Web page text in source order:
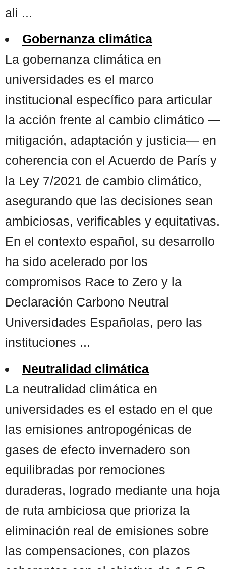
ali ...
Gobernanza climática
La gobernanza climática en
universidades es el marco
institucional específico para articular
la acción frente al cambio climático —
mitigación, adaptación y justicia— en
coherencia con el Acuerdo de París y
la Ley 7/2021 de cambio climático,
asegurando que las decisiones sean
ambiciosas, verificables y equitativas.
En el contexto español, su desarrollo
ha sido acelerado por los
compromisos Race to Zero y la
Declaración Carbono Neutral
Universidades Españolas, pero las
instituciones ...
Neutralidad climática
La neutralidad climática en
universidades es el estado en el que
las emisiones antropogénicas de
gases de efecto invernadero son
equilibradas por remociones
duraderas, logrado mediante una hoja
de ruta ambiciosa que prioriza la
eliminación real de emisiones sobre
las compensaciones, con plazos